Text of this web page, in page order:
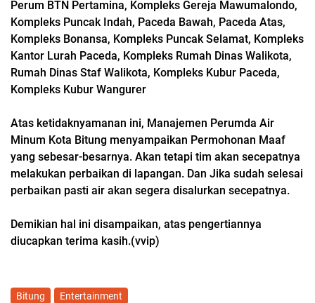
Perum BTN Pertamina, Kompleks Gereja Mawumalondo,
Kompleks Puncak Indah, Paceda Bawah, Paceda Atas,
Kompleks Bonansa, Kompleks Puncak Selamat, Kompleks
Kantor Lurah Paceda, Kompleks Rumah Dinas Walikota,
Rumah Dinas Staf Walikota, Kompleks Kubur Paceda,
Kompleks Kubur Wangurer
Atas ketidaknyamanan ini, Manajemen Perumda Air
Minum Kota Bitung menyampaikan Permohonan Maaf
yang sebesar-besarnya. Akan tetapi tim akan secepatnya
melakukan perbaikan di lapangan. Dan Jika sudah selesai
perbaikan pasti air akan segera disalurkan secepatnya.
Demikian hal ini disampaikan, atas pengertiannya
diucapkan terima kasih.(vvip)
Bitung Entertainment